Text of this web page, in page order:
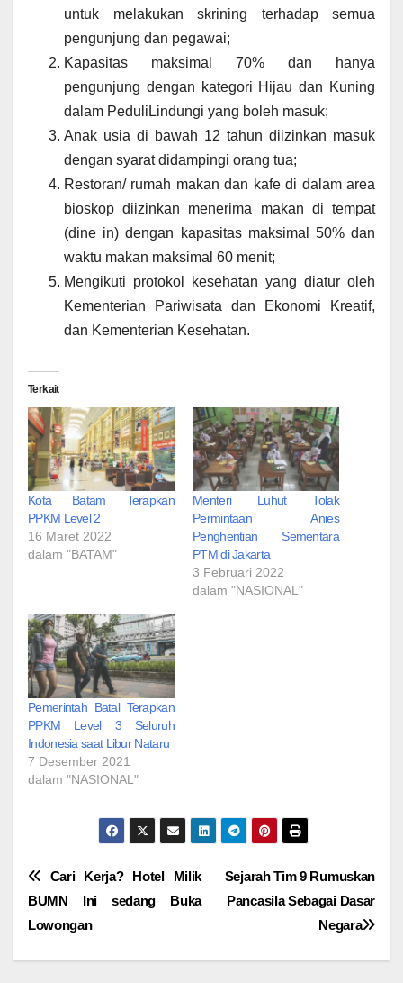
untuk melakukan skrining terhadap semua
pengunjung dan pegawai;
Kapasitas maksimal 70% dan hanya
pengunjung dengan kategori Hijau dan Kuning
dalam PeduliLindungi yang boleh masuk;
Anak usia di bawah 12 tahun diizinkan masuk
dengan syarat didampingi orang tua;
Restoran/ rumah makan dan kafe di dalam area
bioskop diizinkan menerima makan di tempat
(dine in) dengan kapasitas maksimal 50% dan
waktu makan maksimal 60 menit;
Mengikuti protokol kesehatan yang diatur oleh
Kementerian Pariwisata dan Ekonomi Kreatif,
dan Kementerian Kesehatan.
Terkait
Kota Batam Terapkan
PPKM Level 2
16 Maret 2022
dalam "BATAM"
Menteri Luhut Tolak
Permintaan Anies
Penghentian Sementara
PTM di Jakarta
3 Februari 2022
dalam "NASIONAL"
Pemerintah Batal Terapkan
PPKM Level 3 Seluruh
Indonesia saat Libur Nataru
7 Desember 2021
dalam "NASIONAL"
Navigasi
pos
Sejarah Tim 9 Rumuskan
Pancasila Sebagai Dasar
Negara
Cari Kerja? Hotel Milik
BUMN Ini sedang Buka
Lowongan